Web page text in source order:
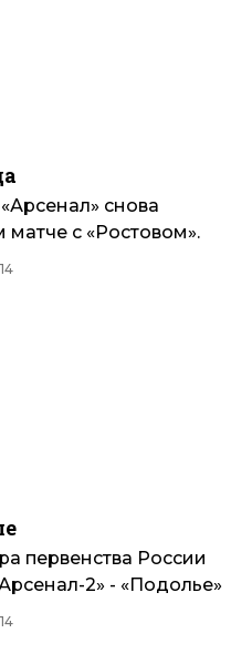
снова
с «Ростовом».
первенства России
2» - «Подолье»